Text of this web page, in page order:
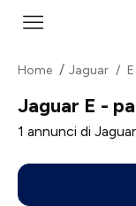
Home Jaguar
Jaguar E -
1 annunci di